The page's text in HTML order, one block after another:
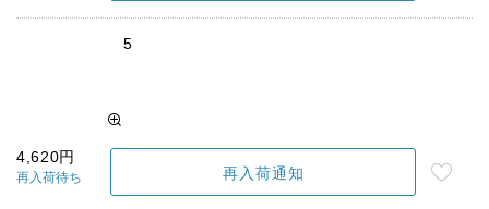
5
4,620円
再入荷待ち 再入荷通知